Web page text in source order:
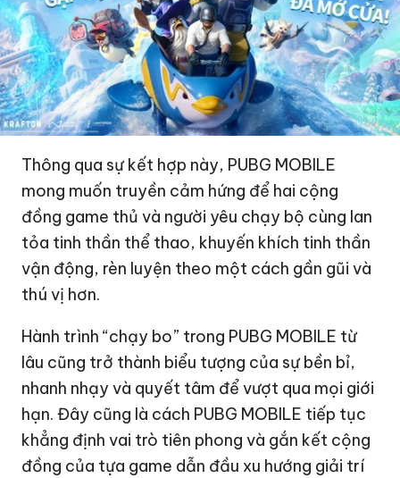
Thông qua sự kết hợp này, PUBG MOBILE
mong muốn truyền cảm hứng để hai cộng
đồng game thủ và người yêu chạy bộ cùng lan
tỏa tinh thần thể thao, khuyến khích tinh thần
vận động, rèn luyện theo một cách gần gũi và
thú vị hơn.
Hành trình “chạy bo” trong PUBG MOBILE từ
lâu cũng trở thành biểu tượng của sự bền bỉ,
nhanh nhạy và quyết tâm để vượt qua mọi giới
hạn. Đây cũng là cách PUBG MOBILE tiếp tục
khẳng định vai trò tiên phong và gắn kết cộng
đồng của tựa game dẫn đầu xu hướng giải trí